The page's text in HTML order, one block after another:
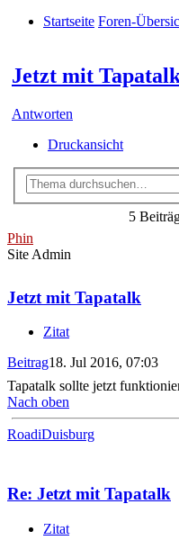
Startseite Foren-
Jetzt mit
Antworten
Druckansicht
5
Phin
Site Admin
Jetzt mit Tapatalk
Zitat
Beitrag18. Jul 2016, 07:03
Tapatalk sollte jetzt
Nach oben
RoadiDuisburg
Re: Jetzt mit Tapatalk
Zitat